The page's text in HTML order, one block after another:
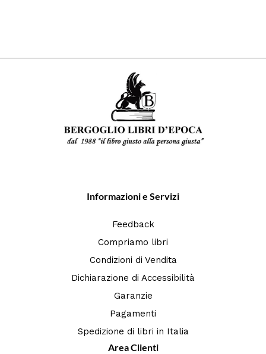
Informazioni e Servizi
Feedback
Compriamo libri
Condizioni di Vendita
Dichiarazione di Accessibilità
Garanzie
Pagamenti
Spedizione di libri in Italia
Area Clienti